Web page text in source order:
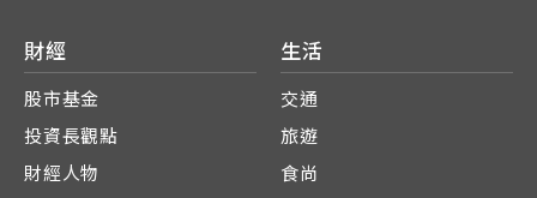
法國精進廚藝。面對時常挨罵的過渡期，他沮喪
到天天都想著放棄，甚至躲到冰箱裡偷哭，不過
10年後回過頭來看，這些都成了他現在的養分。
財經
股市基金
投資長觀點
財經人物
生活
交通
旅遊
食尚